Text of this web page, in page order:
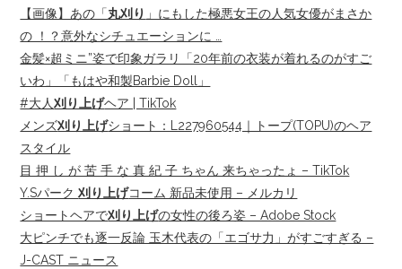
【画像】あの「丸刈り 」にもした極悪女王の人気女優がまさか
の ！？意外なシチュエーションに …
金髪×超ミニ”姿で印象ガラリ「20年前の衣装が着れるのがすご
いわ」「もはや和製Barbie Doll」
#大人刈り上げヘア | TikTok
メンズ刈り上げショート：L227960544｜トープ(TOPU)のヘア
スタイル
目 押 し が 苦 手 な 真 紀 子 ちゃん 来ちゃったょ – TikTok
Y.Sパーク刈り上げコーム 新品未使用 – メルカリ
ショートヘアで刈り上げの女性の後ろ姿 – Adobe Stock
大ピンチでも逐一反論 玉木代表の「エゴサ力」がすごすぎる –
J-CAST ニュース